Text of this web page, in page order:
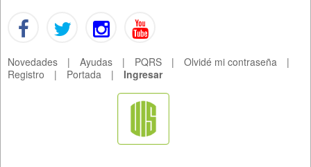
Novedades | Ayudas | PQRS | Olvidé mi contraseña
|
Registro
| Portada | Ingresar